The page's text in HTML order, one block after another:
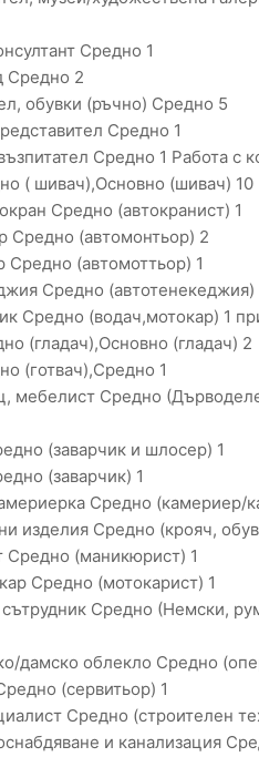
Средно 1
Средно 2
обувки (ръчно) Средно 5
Средно 1
Средно 1 Работа с
( шивач),Основно (шивач) 10
Средно (автокранист) 1
Средно (автомонтьор) 2
Средно (автомоттьор) 1
Средно (автотенекеджия)
Средно (водач,мотокар) 1
(гладач),Основно (гладач) 2
(готвач),Средно 1
мебелист Средно
(заварчик и шлосер) 1
(заварчик) 1
Средно (камериер/
изделия Средно (крояч,
Средно (маникюрист) 1
Средно (мотокарист) 1
Средно (Немски,
дамско облекло Средно
(сервитьор) 1
Средно (строителен
и канализация